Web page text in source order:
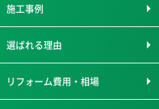
施工事例
選ばれる理由
リフォーム費用・相場